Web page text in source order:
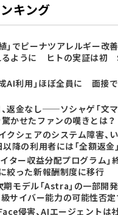
キング
」でピーナツアレルギー改
るように ヒトの実証は初
AI利用」ほぼ全員に 面接
返金なし──ソシャゲ「文
かせたファンの嘆きとは？
クシェアのシステム障害、
降の利用者には「全額返金
イター収益分配プログラム
絞った新報酬制度に移行
期モデル「Astra」の一部開
サイバー能力の可能性否
侵害、AIエージェントは